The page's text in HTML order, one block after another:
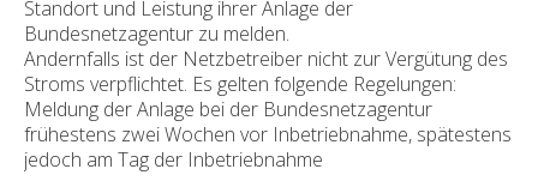
Standort und Leistung ihrer Anlage der
Bundesnetzagentur zu melden.
Andernfalls ist der Netzbetreiber nicht zur Vergütung des
Stroms verpflichtet. Es gelten folgende Regelungen:
Meldung der Anlage bei der Bundesnetzagentur
frühestens zwei Wochen vor Inbetriebnahme, spätestens
jedoch am Tag der Inbetriebnahme